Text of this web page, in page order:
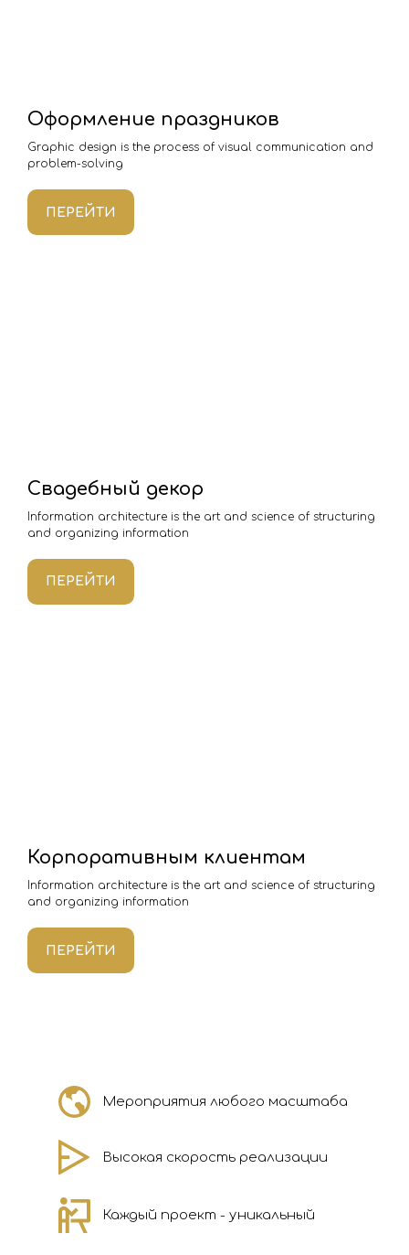
Оформление праздников
Graphic design is the process of visual communication and
problem-solving
ПЕРЕЙТИ
Свадебный декор
Information architecture is the art and science of structuring
and organizing information
ПЕРЕЙТИ
Корпоративным клиентам
Information architecture is the art and science of structuring
and organizing information
ПЕРЕЙТИ
Мероприятия любого масштаба
Каждый проект - уникальный
Высокая скорость реализации